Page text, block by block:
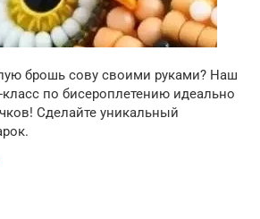
брошь сову своими руками? Наш
по бисероплетению идеально
Сделайте уникальный